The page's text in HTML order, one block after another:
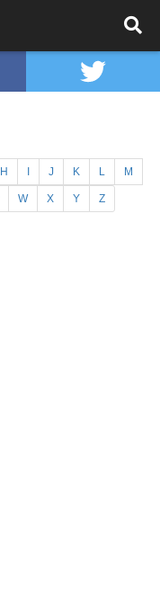
H J K L M
W X Y Z